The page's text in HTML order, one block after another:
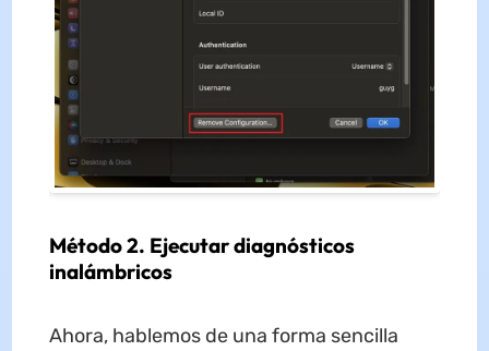
Método 2. Ejecutar diagnósticos
inalámbricos
Ahora, hablemos de una forma sencilla